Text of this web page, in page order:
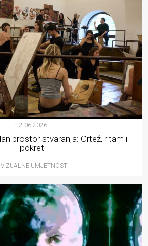
12.06.2026.
prostor stvaranja: Crtež, ritam i
pokret
VIZUALNE UMJETNOSTI